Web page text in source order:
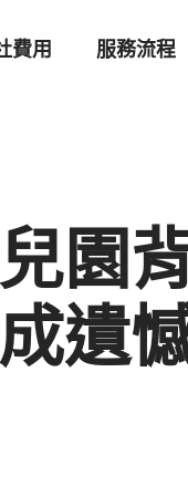
費用 服務流程
園
遺